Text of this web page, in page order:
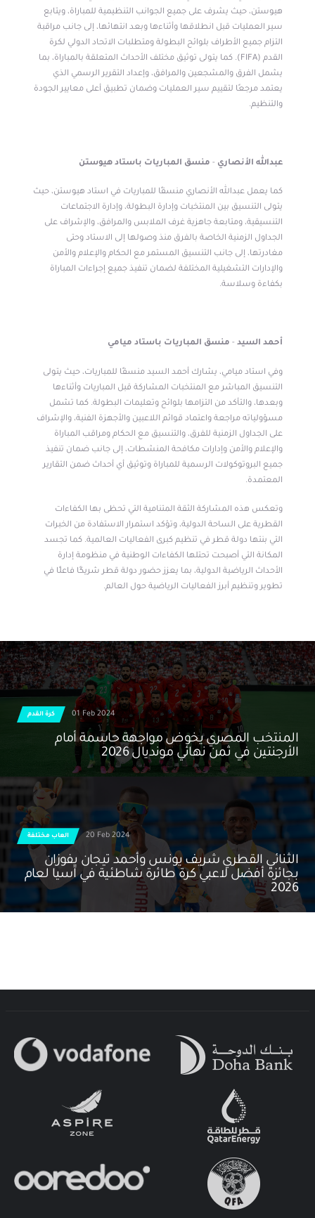
هيوستن، حيث يشرف على جميع الجوانب التنظيمية للمباراة، ويتابع
سير العمليات قبل انطلاقها وأثناءها وبعد انتهائها، إلى جانب مراقبة
التزام جميع الأطراف بلوائح البطولة ومتطلبات الاتحاد الدولي لكرة
القدم (FIFA). كما يتولى توثيق مختلف الأحداث المتعلقة بالمباراة، بما
يشمل الفرق والمشجعين والمرافق، وإعداد التقرير الرسمي الذي
يعتمد مرجعًا لتقييم سير العمليات وضمان تطبيق أعلى معايير الجودة
والتنظيم.
عبدالله الأنصاري - منسق المباريات باستاد هيوستن
كما يعمل عبدالله الأنصاري منسقًا للمباريات في استاد هيوستن، حيث
يتولى التنسيق بين المنتخبات وإدارة البطولة، وإدارة الاجتماعات
التنسيقية، ومتابعة جاهزية غرف الملابس والمرافق، والإشراف على
الجداول الزمنية الخاصة بالفرق منذ وصولها إلى الاستاد وحتى
مغادرتها، إلى جانب التنسيق المستمر مع الحكام والإعلام والأمن
والإدارات التشغيلية المختلفة لضمان تنفيذ جميع إجراءات المباراة
بكفاءة وسلاسة.
أحمد السيد - منسق المباريات باستاد ميامي
وفي استاد ميامي، يشارك أحمد السيد منسقًا للمباريات، حيث يتولى
التنسيق المباشر مع المنتخبات المشاركة قبل المباريات وأثناءها
وبعدها، والتأكد من التزامها بلوائح وتعليمات البطولة. كما تشمل
مسؤولياته مراجعة واعتماد قوائم اللاعبين والأجهزة الفنية، والإشراف
على الجداول الزمنية للفرق، والتنسيق مع الحكام ومراقب المباراة
والإعلام والأمن وإدارات مكافحة المنشطات، إلى جانب ضمان تنفيذ
جميع البروتوكولات الرسمية للمباراة وتوثيق أي أحداث ضمن التقارير
المعتمدة.
وتعكس هذه المشاركة الثقة المتنامية التي تحظى بها الكفاءات
القطرية على الساحة الدولية، وتؤكد استمرار الاستفادة من الخبرات
التي بنتها دولة قطر في تنظيم كبرى الفعاليات العالمية. كما تجسد
المكانة التي أصبحت تحتلها الكفاءات الوطنية في منظومة إدارة
الأحداث الرياضية الدولية، بما يعزز حضور دولة قطر شريكًا فاعلًا في
تطوير وتنظيم أبرز الفعاليات الرياضية حول العالم.
كرة القدم 01 Feb 2024
المنتخب المصري يخوض مواجهة حاسمة أمام
الأرجنتين في ثمن نهائي مونديال 2026
العاب مختلفة 20 Feb 2024
الثنائي القطري شريف يونس وأحمد تيجان يفوزان
بجائزة أفضل لاعبي كرة طائرة شاطئية في آسيا لعام
2026